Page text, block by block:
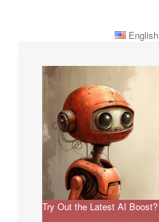
English
Try Out the Latest AI Boost?